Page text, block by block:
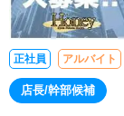
正社員 アルバイト
店長/幹部候補